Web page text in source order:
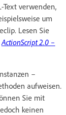
Text verwenden,
um
Lesen Sie
ActionScript 2.0 –
–
aufweisen.
Sie mit
keinen